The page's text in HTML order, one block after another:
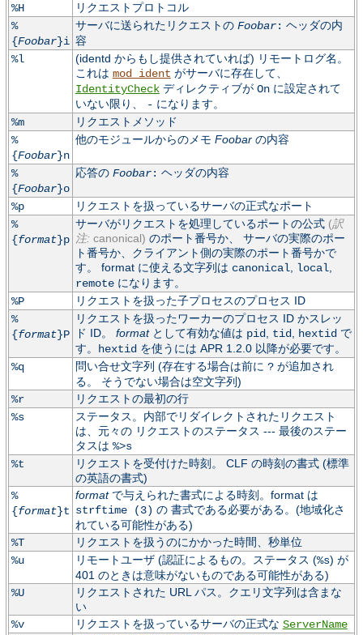
%H
リクエストプロトコル
%
{Foobar}i
サーバに送られたリクエストの Foobar: ヘッダの内
容
%l
(identd からもし提供されていれば) リモートログ名。
これは mod_ident がサーバに存在して、
IdentityCheckディレクティブが Onに設定されて
いない限り、
- になります。
%m
リクエストメソッド
%
{Foobar}n
他のモジュールからのメモ Foobarの内容
%
{Foobar}o
応答の Foobar: ヘッダの内容
%p
リクエストを扱っているサーバの正式なポート
%
{format}p
サーバがリクエストを処理しているポートの公式 (訳
注: canonical) のポート番号か、 サーバの実際のポー
ト番号か、クライアント側の実際のポート番号かで
す。 format に使える文字列は canonical, local,
remoteになります。
%P
リクエストを扱った子プロセスのプロセス ID
%
{format}P
リクエストを扱ったワーカーのプロセス ID かスレッ
ド ID。 formatとして有効な値は pid, tid, hextidで
す。 hextidを使うには APR 1.2.0 以降が必要です。
%q
問い合せ文字列 (存在する場合は前に ?が追加され
る。 そうでない場合は空文字列)
%r
リクエストの最初の行
%s
ステータス。内部でリダイレクトされたリクエスト
は、元々の リクエストのステータス --- 最後のステー
タスは %>s
%t
リクエストを受付けた時刻。 CLF の時刻の書式 (標準
の英語の書式)
%
{format}t
formatで与えられた書式による時刻。format は
strftime (3) の 書式である必要がある。(地域化さ
れている可能性がある)
%T
リクエストを扱うのにかかった時間、秒単位
%u
リモートユーザ (認証によるもの。ステータス (%s) が
401 のときは意味がないものである可能性がある)
%U
リクエストされた URL パス。クエリ文字列は含まな
い
%v
リクエストを扱っているサーバの正式な ServerName